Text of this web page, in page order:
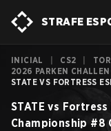
STRAFE
INICIAL CS2
2026 PARKEN
STATE VS FORTRESS
STATE vs Fortress
Championship #8